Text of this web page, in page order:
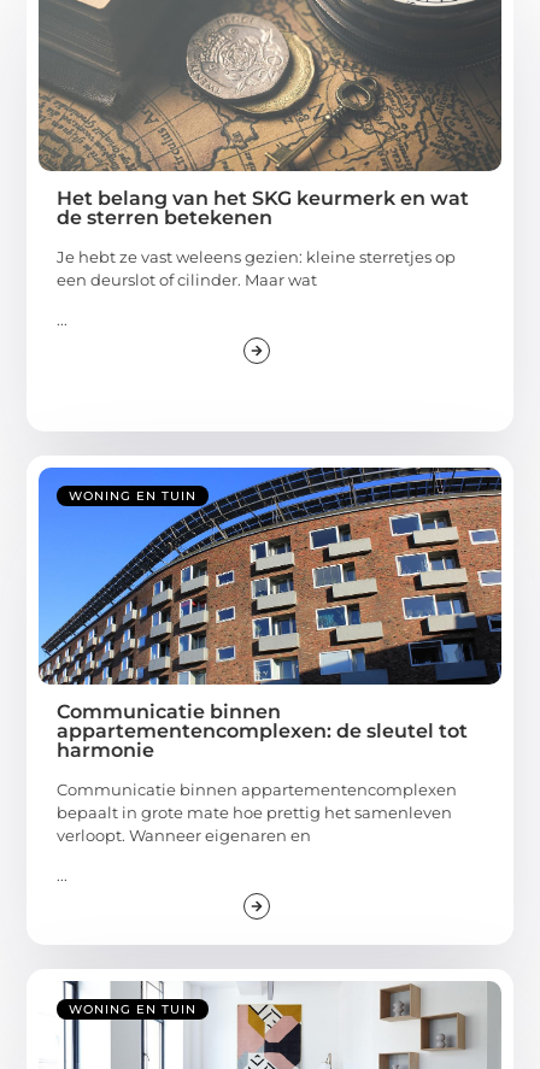
Het belang van het SKG keurmerk en wat
de sterren betekenen
Je hebt ze vast weleens gezien: kleine sterretjes op
een deurslot of cilinder. Maar wat
...
WONING EN TUIN
Communicatie binnen
appartementencomplexen: de sleutel tot
harmonie
Communicatie binnen appartementencomplexen
bepaalt in grote mate hoe prettig het samenleven
verloopt. Wanneer eigenaren en
...
WONING EN TUIN